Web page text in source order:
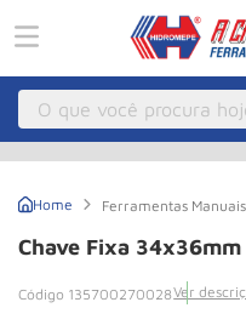
O que você procura hoje?
Ferramentas Manuais
Chave Fixa
135700270028Ver
º Macaco Hidraulico
4º Guincho